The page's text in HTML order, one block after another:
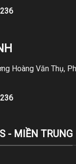
Hoàng Văn Thụ,
- MIỀN TRUNG